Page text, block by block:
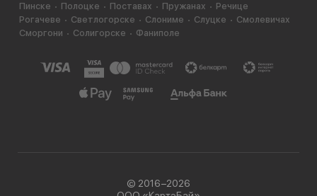
Пинске
Полоцке Поставах Пружанах
Речице
Рогачеве
Светлогорске Слониме Слуцке
Смолевичах
Сморгони
Солигорске Фаниполе
© 2016−2026